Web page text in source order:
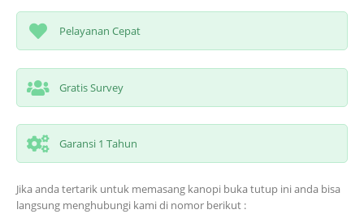
Pelayanan Cepat
Gratis Survey
Garansi 1 Tahun
Jika anda tertarik untuk memasang kanopi buka tutup ini anda bisa
langsung menghubungi kami di nomor berikut :